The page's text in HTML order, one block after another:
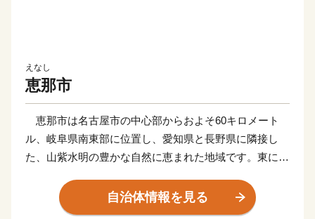
えなし
恵那市
恵那市は名古屋市の中心部からおよそ60キロメート
ル、岐阜県南東部に位置し、愛知県と長野県に隣接し
た、山紫水明の豊かな自然に恵まれた地域です。東には
いには木曽川や阿木川、矢作川などが流れ、四季折々の
姿を楽しむことができます。大正13年に木曽川をせき止
自治体情報を見る